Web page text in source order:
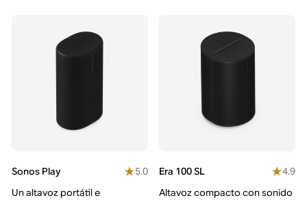
Sonos Play
5.0
Un altavoz portátil e
Era 100 SL
4.9
Altavoz compacto con sonido